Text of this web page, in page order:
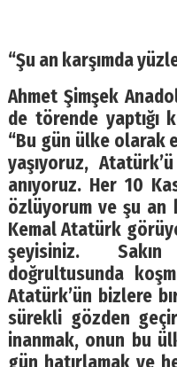
“Şu an karşımda
Ahmet Şimşek
de törende yaptığı
“Bu gün ülke olarak
yaşıyoruz,
anıyoruz. Her 10
özlüyorum ve şu an
Kemal Atatürk
şeyisiniz.
doğrultusunda
Atatürk’ün bizlere
sürekli gözden
inanmak, onun bu